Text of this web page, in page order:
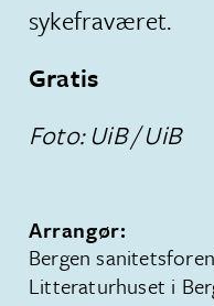
sykefraværet.
Gratis
Foto: UiB / UiB
Arrangør:
Bergen
Litteraturhuset i